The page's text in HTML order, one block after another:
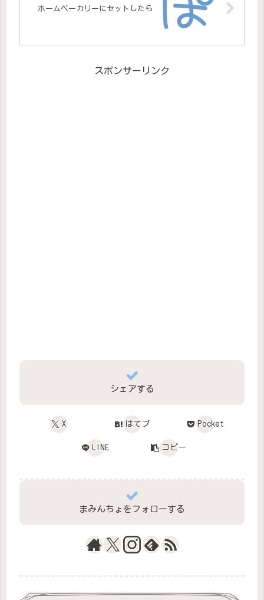
ホームベーカリーにセットしたら
スポンサーリンク
シェアする
X はてブ Pocket
LINE コピー
まみんちょをフォローする